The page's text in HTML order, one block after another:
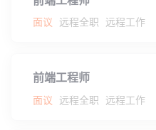
面议 远程全职 远程工作
前端工程师
面议 远程全职 远程工作